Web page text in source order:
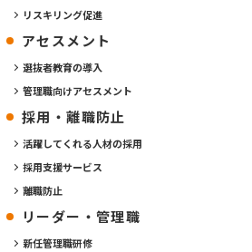
リスキリング促進
アセスメント
選抜者教育の導入
管理職向けアセスメント
採用・離職防止
活躍してくれる人材の採用
採用支援サービス
離職防止
リーダー・管理職
新任管理職研修